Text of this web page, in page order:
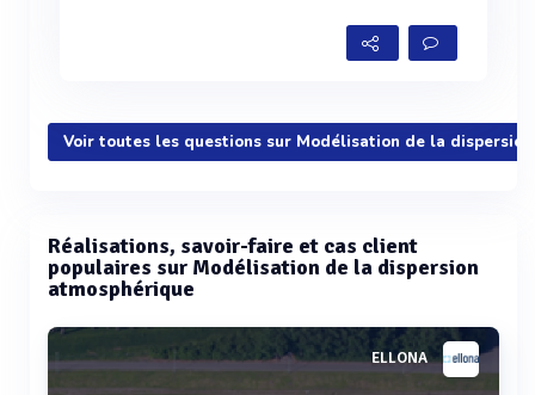
Voir toutes les questions sur Modélisation de la
Réalisations, savoir-faire et cas client
populaires sur Modélisation de la dispersion
atmosphérique
ELLONA